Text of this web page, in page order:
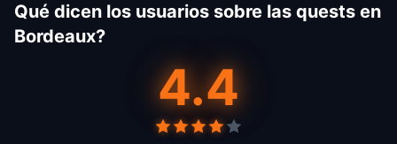
Qué dicen los usuarios sobre las quests en
Bordeaux?
4.4